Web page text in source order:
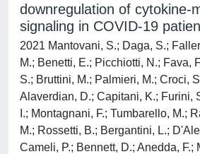
downregulation of cytokine-
signaling in COVID-19
2021 Mantovani, S.; Daga, S.;
M.; Benetti, E.; Picchiotti, N.; Fava,
S.; Bruttini, M.; Palmieri, M.; Croci,
Alaverdian, D.; Capitani, K.; Furini,
I.; Montagnani, F.; Tumbarello, M.;
M.; Rossetti, B.; Bergantini, L.;
Cameli, P.; Bennett, D.; Anedda, F.;